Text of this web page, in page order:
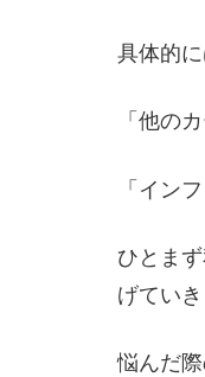
具体的
「他の
「イン
ひとま
げていき
悩んだ際